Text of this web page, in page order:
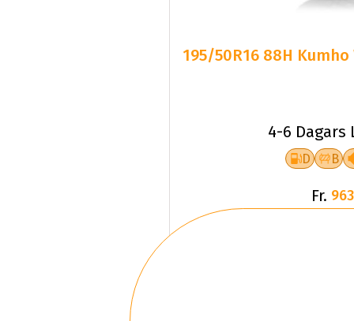
195/50R16 88H Kumho
4-6 Dagars
D B
Fr.